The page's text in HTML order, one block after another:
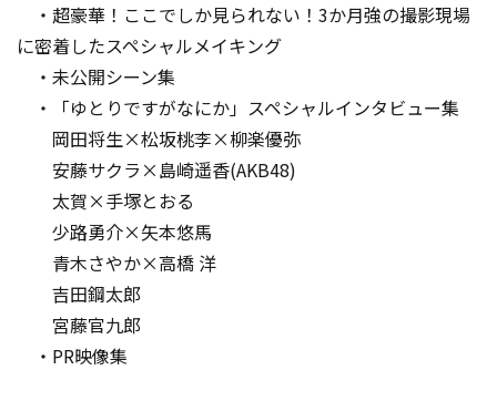
・超豪華！ここでしか見られない！3か月強の撮影現場
に密着したスペシャルメイキング
・未公開シーン集
・「ゆとりですがなにか」スペシャルインタビュー集
岡田将生×松坂桃李×柳楽優弥
安藤サクラ×島崎遥香(AKB48)
太賀×手塚とおる
少路勇介×矢本悠馬
青木さやか×高橋 洋
吉田鋼太郎
宮藤官九郎
・PR映像集